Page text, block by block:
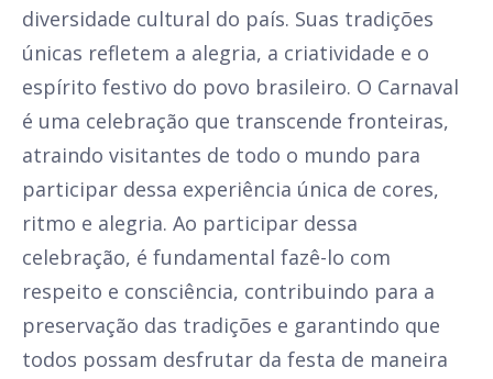
diversidade cultural do país. Suas tradições
únicas refletem a alegria, a criatividade e o
espírito festivo do povo brasileiro. O Carnaval
é uma celebração que transcende fronteiras,
atraindo visitantes de todo o mundo para
participar dessa experiência única de cores,
ritmo e alegria. Ao participar dessa
celebração, é fundamental fazê-lo com
respeito e consciência, contribuindo para a
preservação das tradições e garantindo que
todos possam desfrutar da festa de maneira